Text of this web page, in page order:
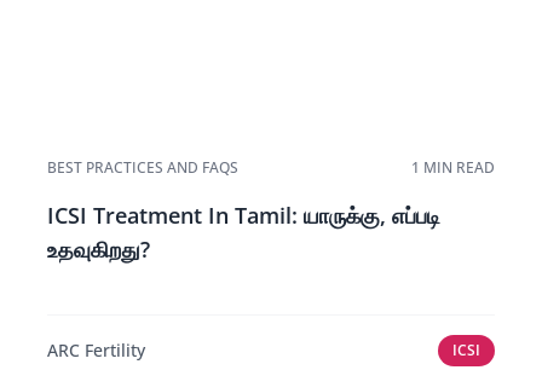
BEST PRACTICES AND FAQS 1 MIN READ
ICSI Treatment In Tamil: யாருக்கு, எப்படி
உதவுகிறது?
ARC Fertility ICSI